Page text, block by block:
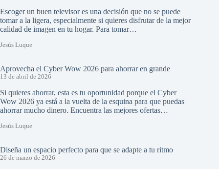
Escoger un buen televisor es una decisión que no se puede
tomar a la ligera, especialmente si quieres disfrutar de la mejor
calidad de imagen en tu hogar. Para tomar…
Jesús Luque
Aprovecha el Cyber Wow 2026 para ahorrar en grande
13 de abril de 2026
Si quieres ahorrar, esta es tu oportunidad porque el Cyber
Wow 2026 ya está a la vuelta de la esquina para que puedas
ahorrar mucho dinero. Encuentra las mejores ofertas…
Jesús Luque
Diseña un espacio perfecto para que se adapte a tu ritmo
26 de marzo de 2026